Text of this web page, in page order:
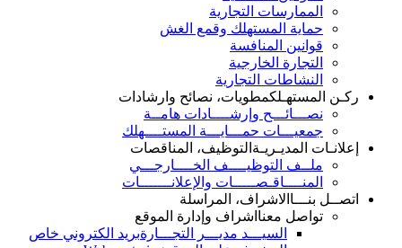
الممارسات التجارية
حماية المستهلك وقمع الغش
قوانين المنافسة
التجارة الخارجية
النشاطات التجارية
ركـن المستهـلكمطويات، نصائح وارشادات
نصـــائـــح وإرشــــادات هامــة
جمعيـــات حمـــايـــة المستــــهلك
إعلانـات المديـريـة التوظيف، المناقصات
ملــف التوظيــــف الخــــارجـــي
المنــــاقـصـــــات والإعلانـــــــات
اتصــل بنـــا الاشراف، المراسلة
تواصل معنا اشراف وإدارة الموقع
السيـــد مديـــر التجـــارةبريد الكتروني خاص